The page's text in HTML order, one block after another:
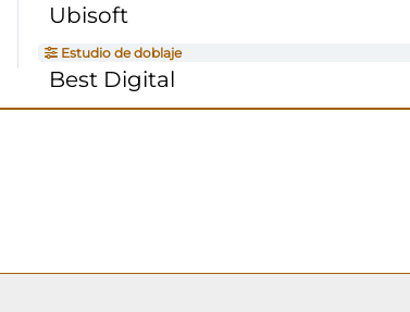
Ubisoft
Estudio de doblaje
Best Digital